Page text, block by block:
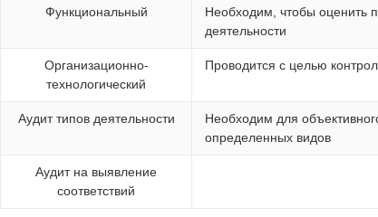
Функциональный
Необходим, чтобы оценить
деятельности
Организационно-
технологический
Проводится с целью
Аудит типов деятельности
Необходим для
определенных видов
Аудит на выявление
соответствий